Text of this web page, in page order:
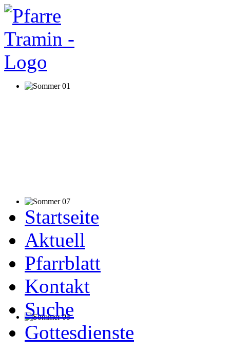
Startseite
Aktuell
Pfarrblatt
Kontakt
Suche
Gottesdienste